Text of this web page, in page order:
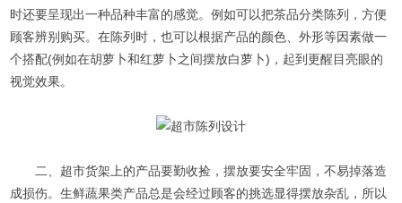
时还要呈现出一种品种丰富的感觉。例如可以把茶品分类陈列，方便
顾客辨别购买。在陈列时，也可以根据产品的颜色、外形等因素做一
个搭配(例如在胡萝卜和红萝卜之间摆放白萝卜)，起到更醒目亮眼的
视觉效果。
二、超市货架上的产品要勤收捡，摆放要安全牢固，不易掉落造
成损伤。生鲜蔬果类产品总是会经过顾客的挑选显得摆放杂乱，所以